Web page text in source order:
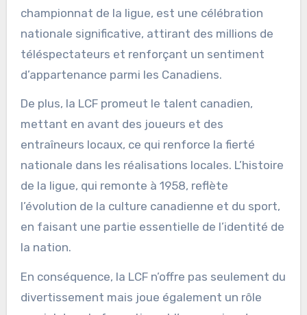
championnat de la ligue, est une célébration
nationale significative, attirant des millions de
téléspectateurs et renforçant un sentiment
d’appartenance parmi les Canadiens.
De plus, la LCF promeut le talent canadien,
mettant en avant des joueurs et des
entraîneurs locaux, ce qui renforce la fierté
nationale dans les réalisations locales. L’histoire
de la ligue, qui remonte à 1958, reflète
l’évolution de la culture canadienne et du sport,
en faisant une partie essentielle de l’identité de
la nation.
En conséquence, la LCF n’offre pas seulement du
divertissement mais joue également un rôle